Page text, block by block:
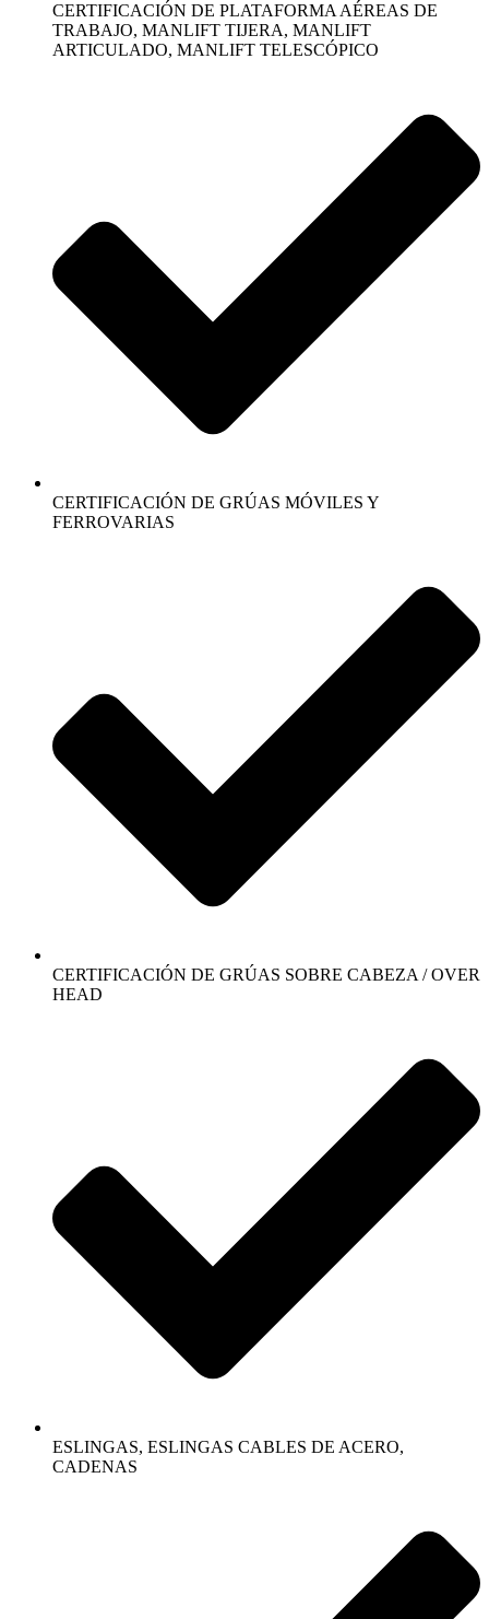
CERTIFICACIÓN DE PLATAFORMA AÉREAS DE
TRABAJO, MANLIFT TIJERA, MANLIFT
ARTICULADO, MANLIFT TELESCÓPICO
CERTIFICACIÓN DE GRÚAS MÓVILES Y
FERROVARIAS
CERTIFICACIÓN DE GRÚAS SOBRE CABEZA / OVER
HEAD
ESLINGAS, ESLINGAS CABLES DE ACERO,
CADENAS